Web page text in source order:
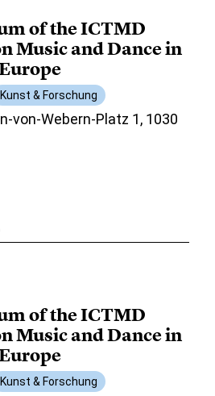
of the ICTMD
Music and Dance in
Kunst & Forschung
von-Webern-Platz 1, 1030
of the ICTMD
Music and Dance in
Kunst & Forschung